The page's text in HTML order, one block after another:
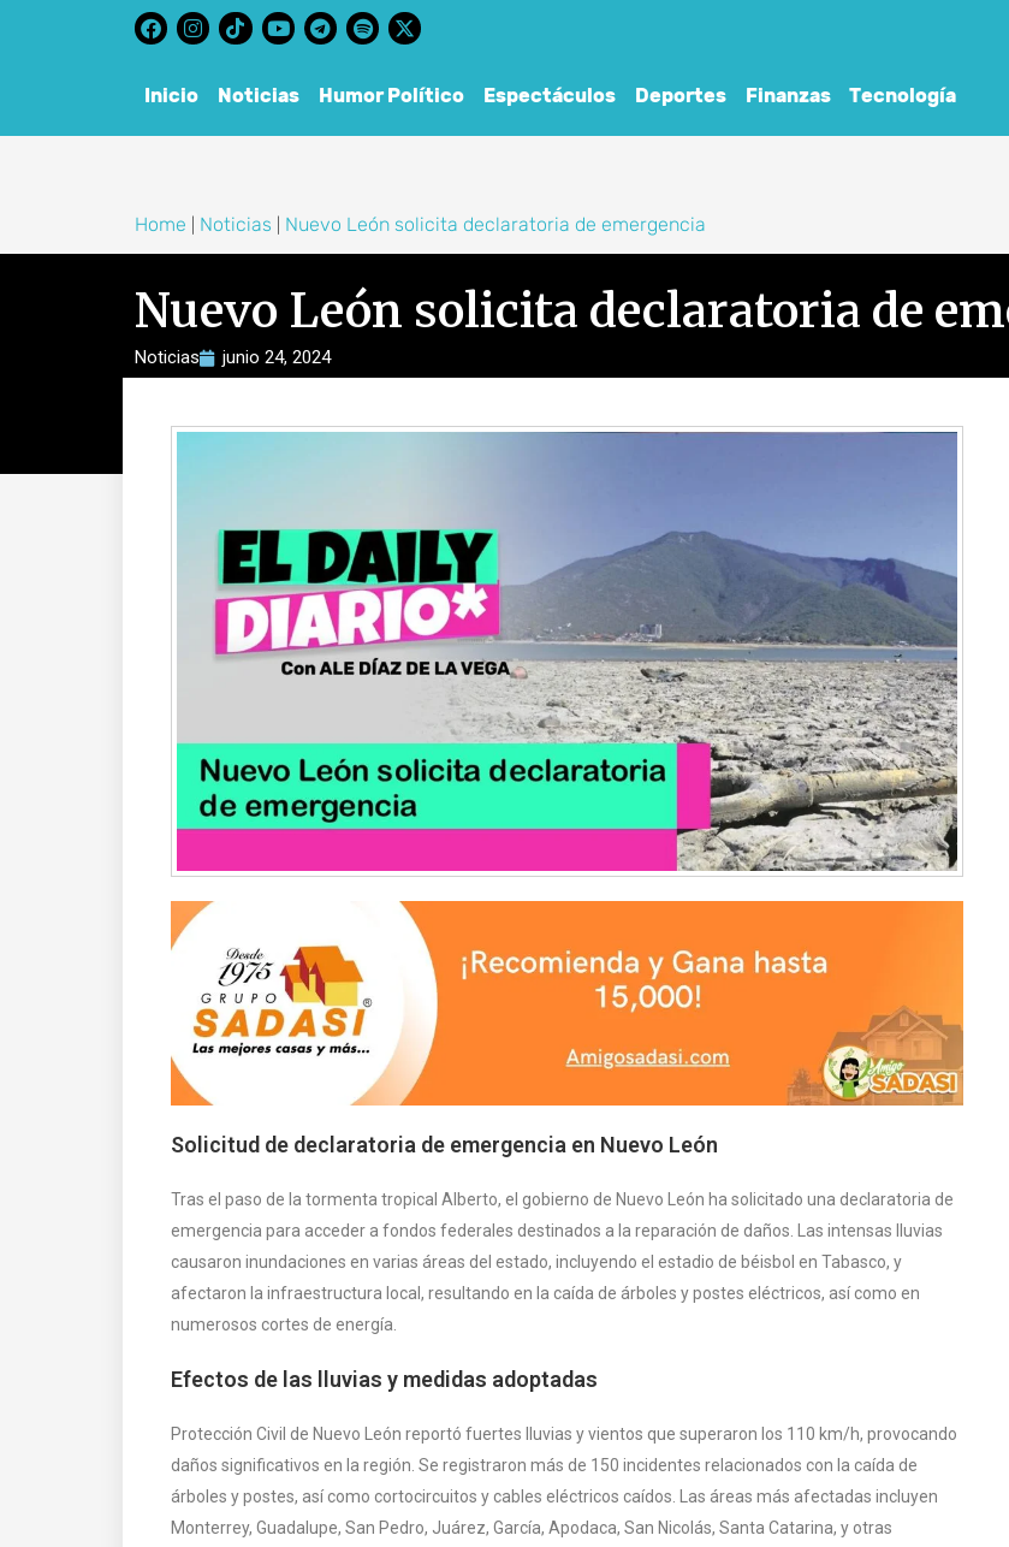
Inicio Noticias Humor Político Espectáculos Deportes Finanzas Tecnología
Home Noticias Nuevo León solicita declaratoria de emergencia
Nuevo León solicita declaratoria de
Noticias junio 24, 2024
Solicitud de declaratoria de emergencia en Nuevo León
Tras el paso de la tormenta tropical Alberto, el gobierno de Nuevo León ha solicitado una declaratoria de
emergencia para acceder a fondos federales destinados a la reparación de daños. Las intensas lluvias
causaron inundaciones en varias áreas del estado, incluyendo el estadio de béisbol en Tabasco, y
afectaron la infraestructura local, resultando en la caída de árboles y postes eléctricos, así como en
numerosos cortes de energía.
Efectos de las lluvias y medidas adoptadas
Protección Civil de Nuevo León reportó fuertes lluvias y vientos que superaron los 110 km/h, provocando
daños significativos en la región. Se registraron más de 150 incidentes relacionados con la caída de
árboles y postes, así como cortocircuitos y cables eléctricos caídos. Las áreas más afectadas incluyen
Monterrey, Guadalupe, San Pedro, Juárez, García, Apodaca, San Nicolás, Santa Catarina, y otras